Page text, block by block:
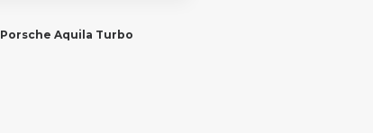
Porsche Aquila Turbo